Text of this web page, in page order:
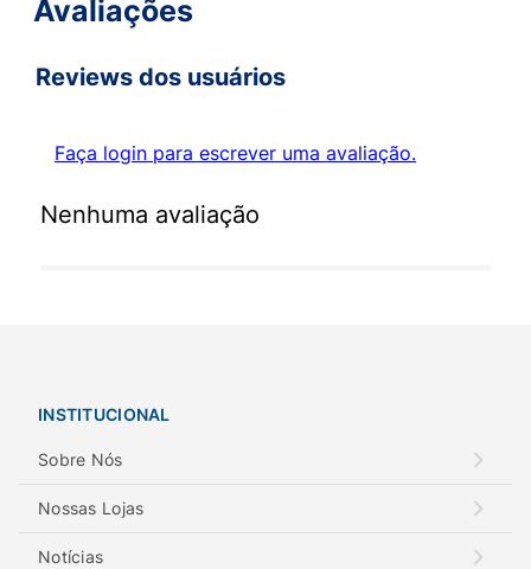
Avaliações
Reviews dos usuários
Faça login para escrever uma avaliação.
Nenhuma avaliação
INSTITUCIONAL
Sobre Nós
Nossas Lojas
Notícias